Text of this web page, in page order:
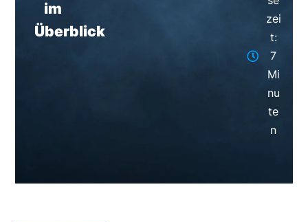
im
Überblick
zei
t:
7
Mi
nu
te
n